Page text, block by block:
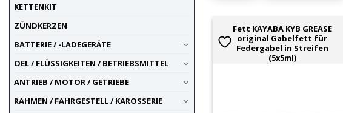
KETTENKIT
ZÜNDKERZEN
BATTERIE / -LADEGERÄTE
OEL / FLÜSSIGKEITEN / BETRIEBSMITTEL
ANTRIEB / MOTOR / GETRIEBE
RAHMEN / FAHRGESTELL / KAROSSERIE
Fett KAYABA KYB GREASE
original Gabelfett für
Federgabel in Streifen
(5x5ml)